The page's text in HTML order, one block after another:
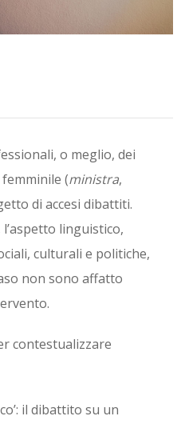
o meglio, dei
(ministra,
di accesi dibattiti.
linguistico,
culturali e politiche,
non sono affatto
contestualizzare
il dibattito su un